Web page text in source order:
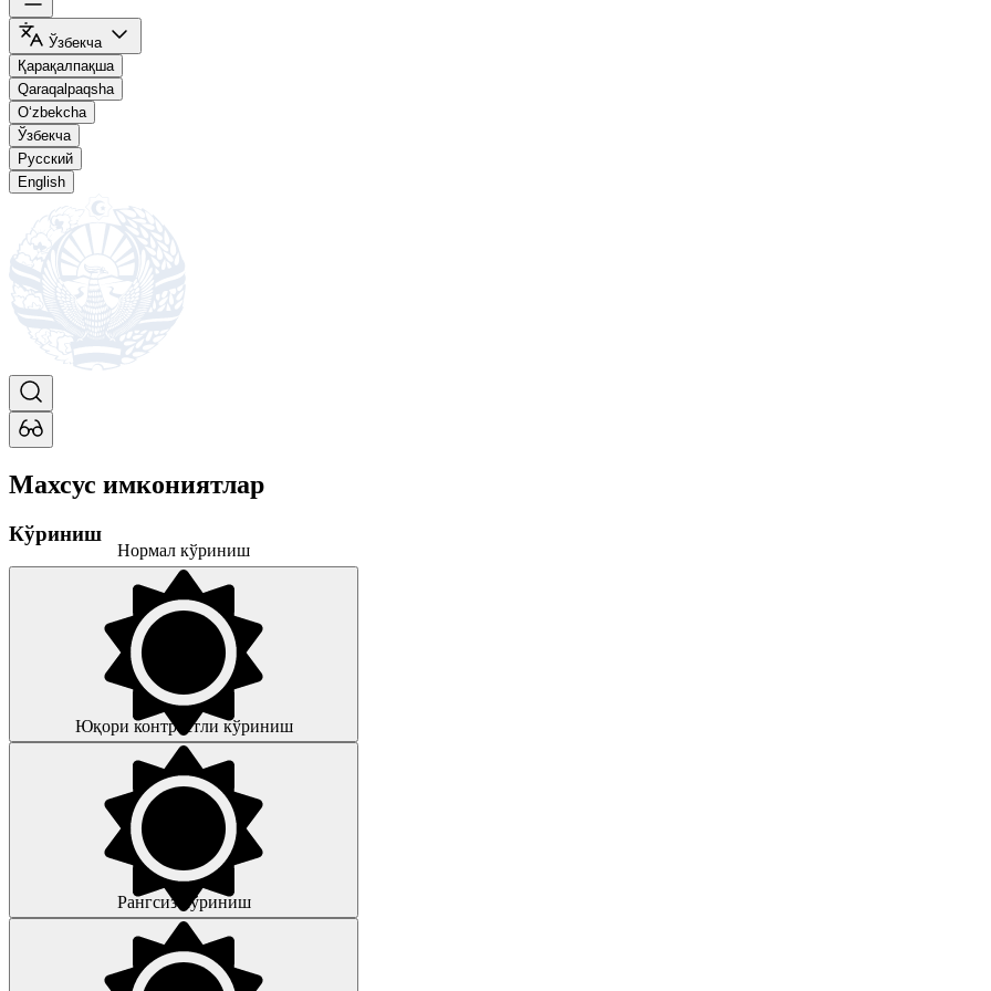
Ўзбекча
Қарақалпақша
Qaraqalpaqsha
O‘zbekcha
Ўзбекча
Русский
English
Махсус имкониятлар
Кўриниш
Нормал кўриниш
Юқори контрастли кўриниш
Рангсиз кўриниш